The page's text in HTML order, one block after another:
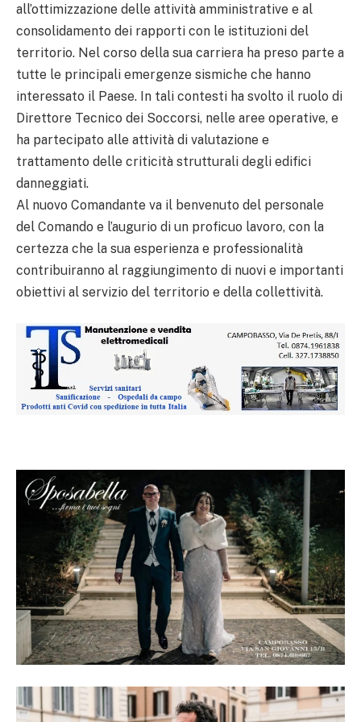
all’ottimizzazione delle attività amministrative e al
consolidamento dei rapporti con le istituzioni del
territorio. Nel corso della sua carriera ha preso parte a
tutte le principali emergenze sismiche che hanno
interessato il Paese. In tali contesti ha svolto il ruolo di
Direttore Tecnico dei Soccorsi, nelle aree operative, e
ha partecipato alle attività di valutazione e
trattamento delle criticità strutturali degli edifici
danneggiati.
Al nuovo Comandante va il benvenuto del personale
del Comando e l’augurio di un proficuo lavoro, con la
certezza che la sua esperienza e professionalità
contribuiranno al raggiungimento di nuovi e importanti
obiettivi al servizio del territorio e della collettività.